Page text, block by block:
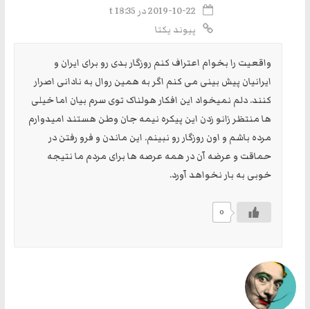
2019-10-22 در t 18:35
پیوند یکتا
واقعیت را بخوام اعتراف کنم روزگار بدی رو برای ایران و
ایرانیان پیش بینی می کنم اگر به همین روال به نادانی اصرار
کنند. دلم نمیخواد این افکار هولناک توی سرم بیان اما خیلی
ها منتظر زانو زدن این پیکره نیمه جان وطن هستند امیدوارم
مرده باشم و اون روزگار رو نبینم. این ماندن و فرو رفتن در
حماقت و عرضه آن در همه عرصه ها برای مردم ما نتیجه
خوبی به بار نخواهد آورد.
0